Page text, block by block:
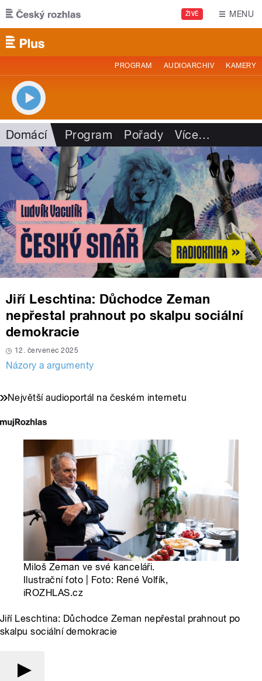
Přejít k hlavnímu obsahu
ŽIVĚ MENU
PROGRAM AUDIOARCHIV KAMERY
Domácí Program Pořady Více…
Jiří Leschtina: Důchodce Zeman
nepřestal prahnout po skalpu sociální
demokracie
12. červenec 2025
Názory a argumenty
Největší audioportál na českém internetu
Miloš Zeman ve své kanceláři.
Ilustrační foto | Foto: René Volfík,
iROZHLAS.cz
Jiří Leschtina: Důchodce Zeman nepřestal prahnout po
skalpu sociální demokracie